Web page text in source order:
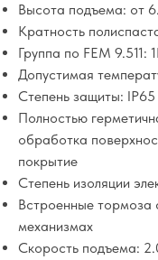
Высота подъема: от
Кратность
Группа по FEM 9.511:
Допустимая
Степень защиты: IP65
Полностью
обработка
покрытие
Степень изоляции
Встроенные тормоза
механизмах
Скорость подъема: